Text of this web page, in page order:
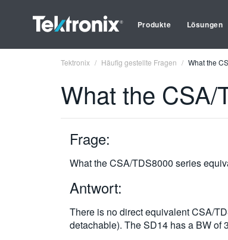
Produkte Lösungen
Tektronix Häufig gestellte Fragen What the
What the CSA/
Frage:
What the CSA/TDS8000 series
Antwort:
There is no direct equivalent CSA/
detachable). The SD14 has a BW of